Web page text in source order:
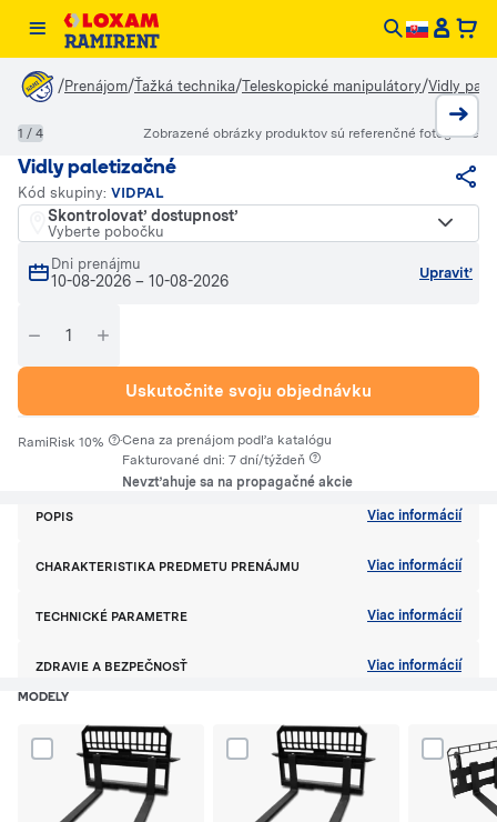
/Prenájom/Ťažká technika/Teleskopické manipulátory/Vidly
Vidly paletizačné
Kód skupiny: VIDPAL
Skontrolovať dostupnosť
Vyberte pobočku
Dni prenájmu
10-08-2026 – 10-08-2026 Upraviť
Uskutočnite svoju objednávku
RamiRisk 10% ·Cena za prenájom podľa katalógu
Fakturované dni: 7 dní/týždeň
Nevzťahuje sa na propagačné akcie
1 / 4 Zobrazené obrázky produktov sú referenčné fotografie
POPIS Viac informácií
CHARAKTERISTIKA PREDMETU PRENÁJMU Viac informácií
TECHNICKÉ PARAMETRE Viac informácií
ZDRAVIE A BEZPEČNOSŤ Viac informácií
MODELY
Dodaj produkt Vidly paletovacie SK820 do porównania
Dodaj produkt Vidly paletovacieDodaj